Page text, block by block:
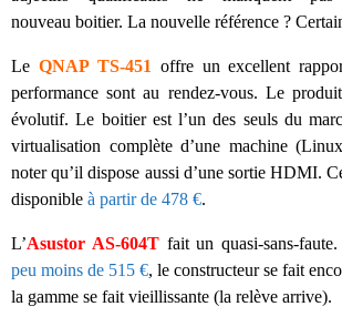
nouveau boitier. La nouvelle référence ?
Le QNAP TS-451 offre un excellent
performance sont au rendez-vous. Le
évolutif. Le boitier est l’un des seuls du
virtualisation complète d’une machine
noter qu’il dispose aussi d’une sortie HDMI.
disponible à partir de 478 €.
L’Asustor AS-604T fait un quasi-sans-
peu moins de 515 €, le constructeur se fait
la gamme se fait vieillissante (la relève arrive).